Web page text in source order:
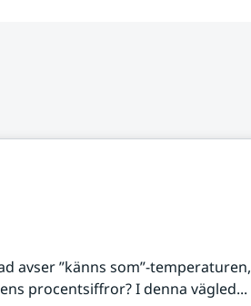
avser ”känns som”-temperaturen,
procentsiffror? I denna vägled...